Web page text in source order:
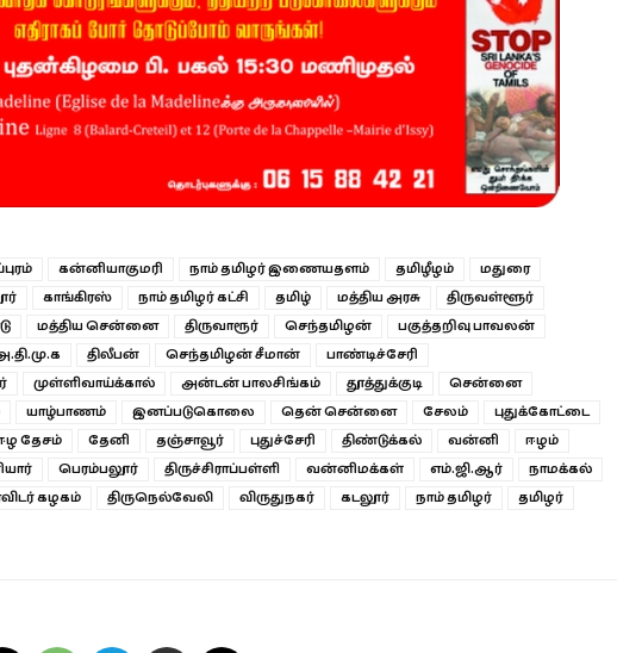
கன்னியாகுமரி நாம் தமிழர் இணையதளம் தமிழீழம்
மதுரை
காங்கிரஸ் நாம் தமிழர் கட்சி தமிழ் மத்திய அரசு
திருவள்ளூர்
மத்திய சென்னை திருவாரூர் செந்தமிழன்
பகுத்தறிவு பாவலன்
திலீபன் செந்தமிழன் சீமான்
பாண்டிச்சேரி
முள்ளிவாய்க்கால் அன்டன் பாலசிங்கம் தூத்துக்குடி
சென்னை
யாழ்பாணம் இனப்படுகொலை தென் சென்னை சேலம்
புதுக்கோட்டை
தேசம் தேனி தஞ்சாவூர் புதுச்சேரி திண்டுக்கல் வன்னி
ஈழம்
பெரம்பலூர் திருச்சிராப்பள்ளி வன்னிமக்கள் எம்.ஜி.ஆர்
நாமக்கல்
கழகம் திருநெல்வேலி விருதுநகர் கடலூர் நாம் தமிழர்
தமிழர்